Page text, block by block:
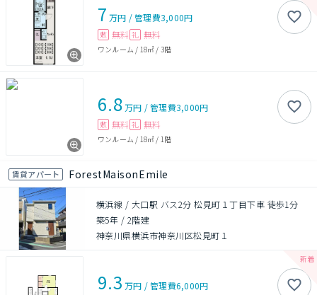
7 万円 /管理費3,000円
敷 無料 礼 無料
ワンルーム / 18㎡ / 3階
6.8万円 /管理費3,000円
敷 無料 礼 無料
ワンルーム / 18㎡ / 1階
賃貸アパート ForestMaisonEmile
横浜線 / 大口駅 バス2分 松見町１丁目下車 徒歩1分
築5年 / 2階建
神奈川県横浜市神奈川区松見町１
9.3 万円 /管理費6,000円